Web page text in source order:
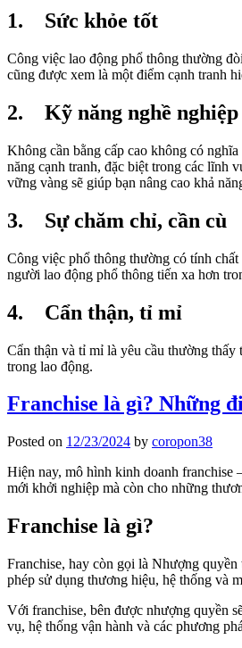
1. Sức khỏe tốt
Công việc lao động phổ thông thường
cũng được xem là một điểm cạnh tranh
2. Kỹ năng nghề nghiệp
Không cần bằng cấp cao không có
năng cạnh tranh, đặc biệt trong các lĩnh
vững vàng sẽ giúp bạn nâng cao khả
3. Sự chăm chỉ, cần cù
Công việc phổ thông thường có tính
người lao động phổ thông tiến xa hơn
4. Cẩn thận, tỉ mỉ
Cẩn thận và tỉ mỉ là yêu cầu thường
trong lao động.
Franchise là gì? Những
Posted on 12/23/2024 by coropon38
Hiện nay, mô hình kinh doanh franchise
mới khởi nghiệp mà còn cho những
Franchise là gì?
Franchise, hay còn gọi là Nhượng
phép sử dụng thương hiệu, hệ thống và
Với franchise, bên được nhượng quyền
vụ, hệ thống vận hành và các phương